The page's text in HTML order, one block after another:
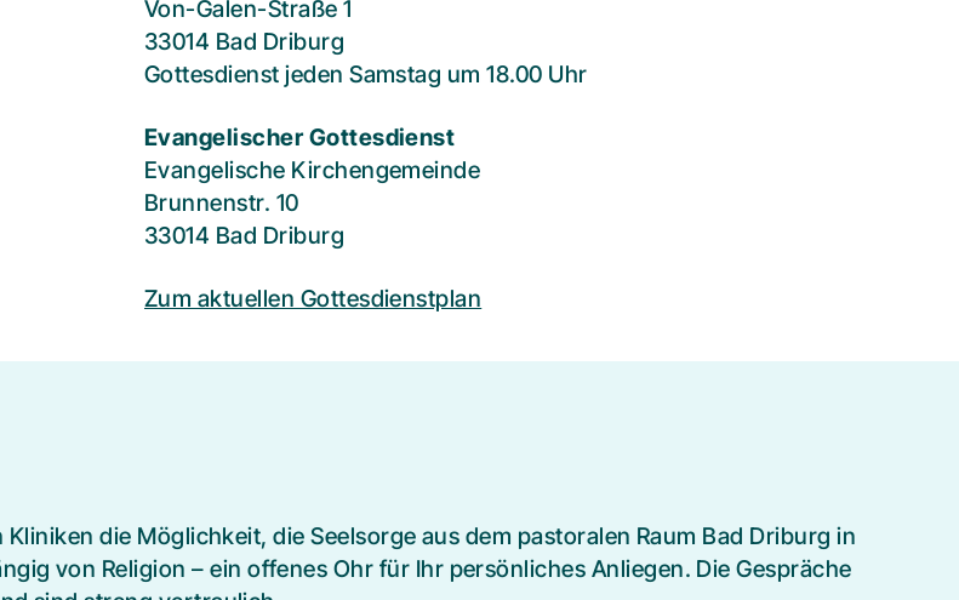
Von-Galen-Straße 1
33014 Bad Driburg
Gottesdienst jeden Samstag um 18.00 Uhr
Evangelischer Gottesdienst
Evangelische Kirchengemeinde
Brunnenstr. 10
33014 Bad Driburg
Zum aktuellen Gottesdienstplan
die Möglichkeit, die Seelsorge aus dem pastoralen Raum Bad Driburg in
von Religion – ein offenes Ohr für Ihr persönliches Anliegen. Die Gespräche